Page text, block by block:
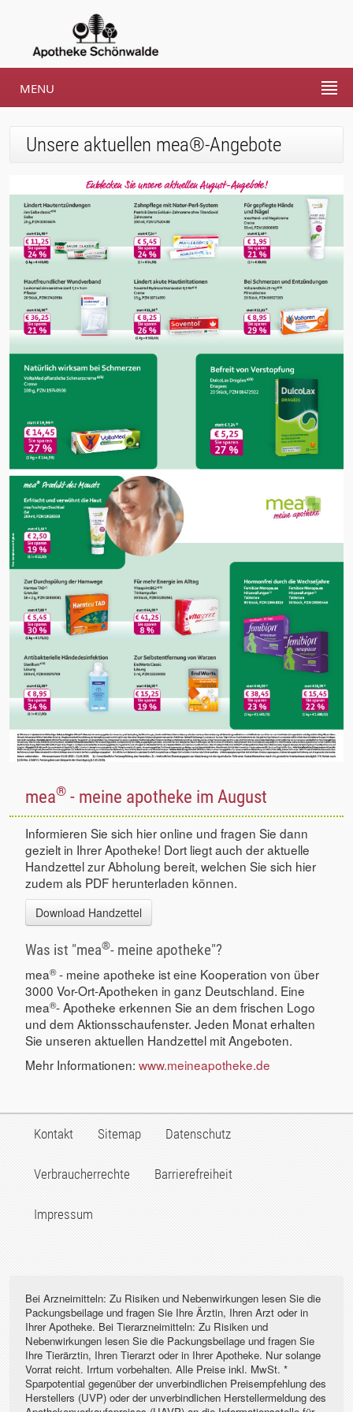
MENU
Unsere aktuellen mea®-Angebote
mea® - meine apotheke im August
Informieren Sie sich hier online und fragen Sie dann
gezielt in Ihrer Apotheke! Dort liegt auch der aktuelle
Handzettel zur Abholung bereit, welchen Sie sich hier
zudem als PDF herunterladen können.
Download Handzettel
Was ist "mea®- meine apotheke"?
mea®- meine apotheke ist eine Kooperation von über
3000 Vor-Ort-Apotheken in ganz Deutschland. Eine
mea®- Apotheke erkennen Sie an dem frischen Logo
und dem Aktionsschaufenster. Jeden Monat erhalten
Sie unseren aktuellen Handzettel mit Angeboten.
Mehr Informationen: www.meineapotheke.de
Kontakt Sitemap Datenschutz
Verbraucherrechte Barrierefreiheit
Impressum
Bei Arzneimitteln: Zu Risiken und Nebenwirkungen lesen Sie die
Packungsbeilage und fragen Sie Ihre Ärztin, Ihren Arzt oder in
Ihrer Apotheke. Bei Tierarzneimitteln: Zu Risiken und
Nebenwirkungen lesen Sie die Packungsbeilage und fragen Sie
Ihre Tierärztin, Ihren Tierarzt oder in Ihrer Apotheke. Nur solange
Vorrat reicht. Irrtum vorbehalten. Alle Preise inkl. MwSt. *
Sparpotential gegenüber der unverbindlichen Preisempfehlung des
Herstellers (UVP) oder der unverbindlichen Herstellermeldung des